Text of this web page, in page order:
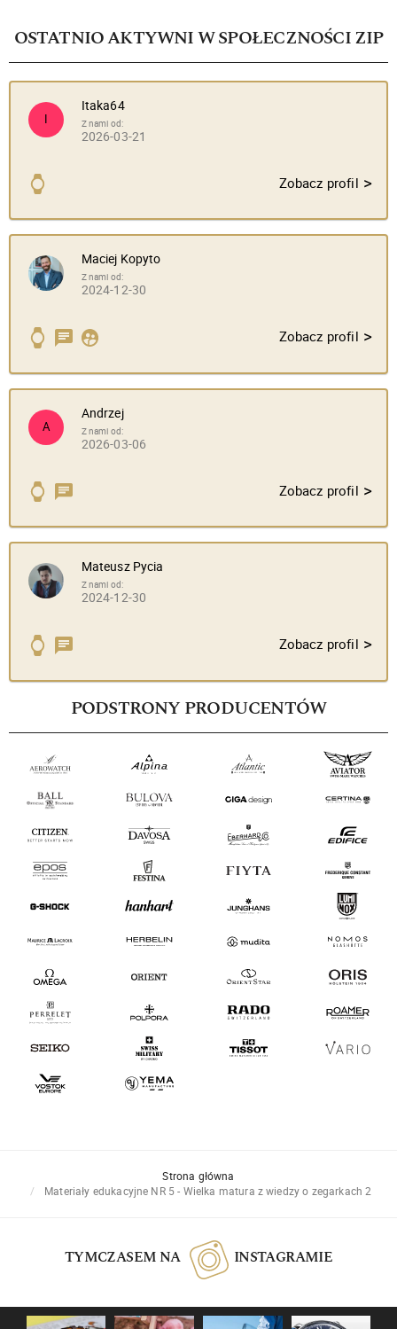
OSTATNIO AKTYWNI W SPOŁECZNOŚCI ZIP
I
Itaka64
Z nami od:
2026-03-21
Zobacz profil >
Maciej Kopyto
Z nami od:
2024-12-30
Zobacz profil >
A
Andrzej
Z nami od:
2026-03-06
Zobacz profil >
Mateusz Pycia
Z nami od:
2024-12-30
Zobacz profil >
PODSTRONY PRODUCENTÓW
Strona główna
Materiały edukacyjne NR 5 - Wielka matura z wiedzy o zegarkach 2
TYMCZASEM NA INSTAGRAMIE